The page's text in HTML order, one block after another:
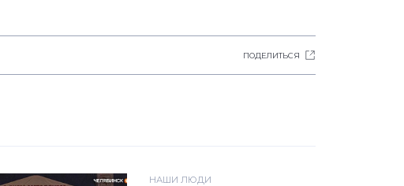
ПОДЕЛИТЬСЯ
НАШИ ЛЮДИ